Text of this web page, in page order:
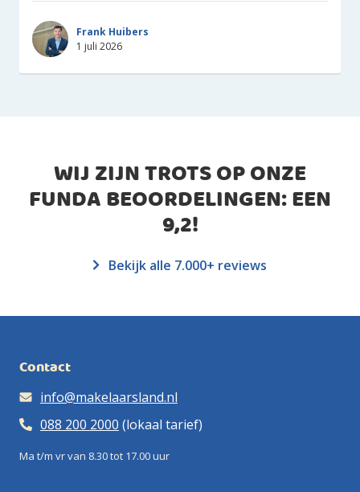
Frank Huibers
1 juli 2026
WIJ ZIJN TROTS OP ONZE
FUNDA BEOORDELINGEN: EEN
9,2!
Bekijk alle 7.000+ reviews
Contact
info@makelaarsland.nl
088 200 2000 (lokaal tarief)
Ma t/m vr van 8.30 tot 17.00 uur